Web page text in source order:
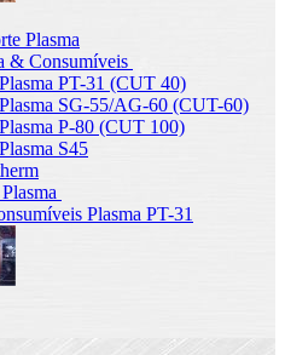
Plasma
& Consumíveis
PT-31 (CUT 40)
SG-55/AG-60 (CUT-60)
P-80 (CUT 100)
S45
Plasma PT-31